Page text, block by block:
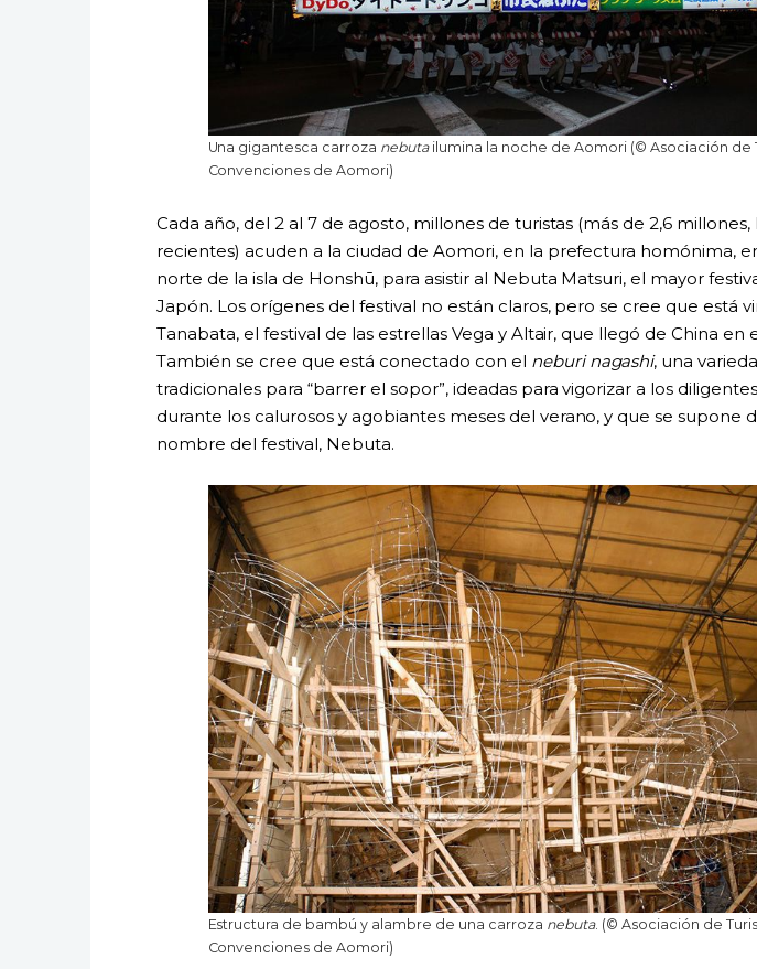
Una gigantesca carroza nebutailumina la noche de Aomori (© Asociación de
Convenciones de Aomori)
Cada año, del 2 al 7 de agosto, millones de turistas (más de 2,6 millones,
recientes) acuden a la ciudad de Aomori, en la prefectura homónima,
norte de la isla de Honshū, para asistir al Nebuta Matsuri, el mayor
Japón. Los orígenes del festival no están claros, pero se cree que está
Tanabata, el festival de las estrellas Vega y Altair, que llegó de China en
También se cree que está conectado con el neburi nagashi, una
tradicionales para “barrer el sopor”, ideadas para vigorizar a los
durante los calurosos y agobiantes meses del verano, y que se supone
nombre del festival, Nebuta.
Estructura de bambú y alambre de una carroza nebuta. (© Asociación de
Convenciones de Aomori)